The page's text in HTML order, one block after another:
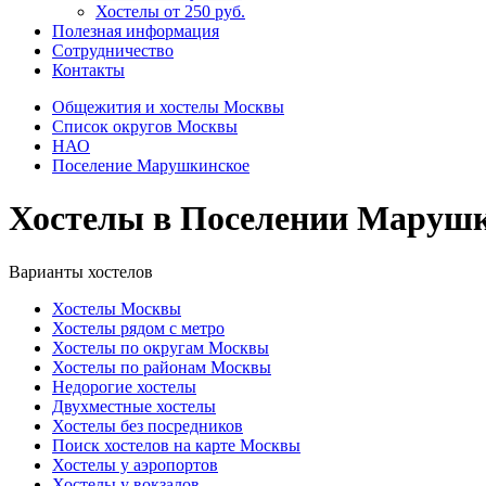
Хостелы от 250 руб.
Полезная информация
Сотрудничество
Контакты
Общежития и хостелы Москвы
Список округов Москвы
НАО
Поселение Марушкинское
Хостелы в Поселении
Варианты хостелов
Хостелы Москвы
Хостелы рядом с метро
Хостелы по округам Москвы
Хостелы по районам Москвы
Недорогие хостелы
Двухместные хостелы
Хостелы без посредников
Поиск хостелов на карте Москвы
Хостелы у аэропортов